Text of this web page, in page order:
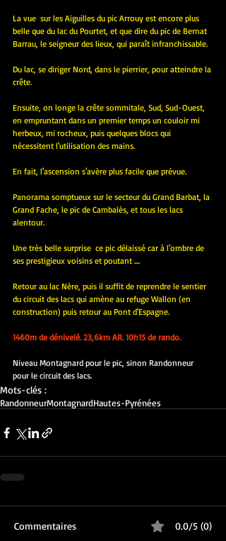
La vue  sur les Aiguilles du pic Arrouy est encore plus
belle que du lac du Pourtet, et que dire du pic de Bernat
Barrau, le seigneur des lieux, qui paraît infranchissable.
Du lac, se diriger Nord, dans le pierrier, pour atteindre la
crête.
Ensuite, on longe la crête sommitale, Sud, Sud-Ouest,
en empruntant dans un premier temps un couloir mi
herbeux, mi rocheux, puis quelques blocs qui
nécessitent l'utilisation des mains.
En fait, l'ascension s'avère plus facile que prévue.
Panorama somptueux sur le secteur du Grand Barbat, la
Grand Fache, le pic de Cambalès, et tous les lacs
alentour.
Une très belle surprise  ce pic délaissé car à l'ombre de
ses prestigieux voisins et poutant ....
Retour au lac Nère, puis il suffit de reprendre le sentier
du circuit des lacs qui amène au refuge Wallon (en
construction) puis retour au Pont d'Espagne.
1460m de dénivelé. 23,6km AR. 10h15 de rando.
Niveau Montagnard pour le pic, sinon Randonneur
pour le circuit des lacs.
Mots-clés :
RandonneurMontagnardHautes-Pyrénées
Commentaires 0.0/5 (0)